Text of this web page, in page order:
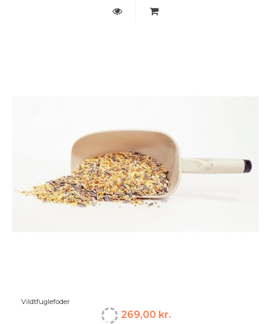
Vildtfuglefoder
269,00 kr.